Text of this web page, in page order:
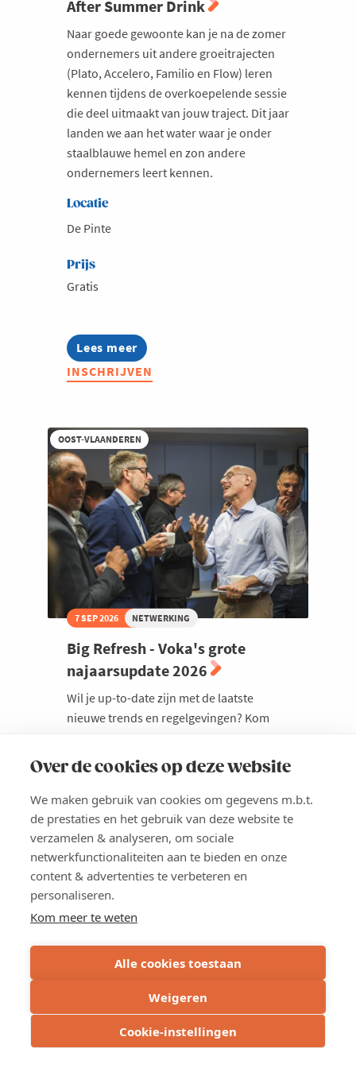
Over de cookies op deze website
We maken gebruik van cookies om gegevens m.b.t.
de prestaties en het gebruik van deze website te
verzamelen & analyseren, om sociale
netwerkfunctionaliteiten aan te bieden en onze
content & advertenties te verbeteren en
personaliseren.
Kom meer te weten
Alle cookies toestaan
Weigeren
Cookie-instellingen
After Summer Drink
Naar goede gewoonte kan je na de zomer
ondernemers uit andere groeitrajecten
(Plato, Accelero, Familio en Flow) leren
kennen tijdens de overkoepelende sessie
die deel uitmaakt van jouw traject. Dit jaar
landen we aan het water waar je onder
staalblauwe hemel en zon andere
ondernemers leert kennen.
Locatie
De Pinte
Prijs
Gratis
Lees meer
about
After
Summer
INSCHRIJVEN
OOST-VLAANDEREN
7 SEP 2026 NETWERKING
Big Refresh - Voka's grote
najaarsupdate 2026
Wil je up-to-date zijn met de laatste
nieuwe trends en regelgevingen? Kom
Voka's Big Refresh. Een voormiddag vol
gratis leermomenten over verschillende
‘hot’ topics. Kies sessies die je interessant
vindt en maak kennis met diverse
partners en collega-bedrijven. De topics
die aan bod komen zijn o.a. HR, finance,
digitalisering... We eindigen de
voormiddag met een lunch en keynote.
Locatie
Gratis voor leden mits inschrijving